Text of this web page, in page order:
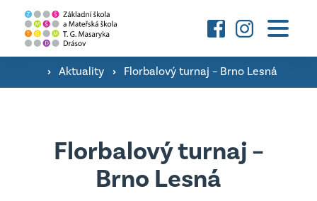
Základní škola
O škole a fotografie ›
Konzultační hodiny pedagogů ›
Školní poradenské pracoviště ›
Mateřská škola
Aktuality
› Aktuality › Florbalový turnaj – Brno Lesná
Florbalový turnaj –
Brno Lesná